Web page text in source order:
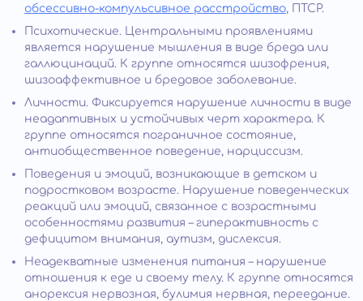
обсессивно-компульсивное расстройство, ПТСР.
Психотические. Центральными проявлениями
является нарушение мышления в виде бреда или
галлюцинаций. К группе относятся шизофрения,
шизоаффективное и бредовое заболевание.
Личности. Фиксируется нарушение личности в виде
неадаптивных и устойчивых черт характера. К
группе относятся пограничное состояние,
антиобщественное поведение, нарциссизм.
Поведения и эмоций, возникающие в детском и
подростковом возрасте. Нарушение поведенческих
реакций или эмоций, связанное с возрастными
особенностями развития – гиперактивность с
дефицитом внимания, аутизм, дислексия.
Неадекватные изменения питания – нарушение
отношения к еде и своему телу. К группе относятся
анорексия нервозная, булимия нервная, переедание.